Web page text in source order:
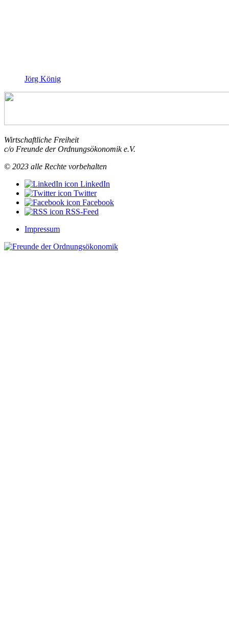
Jörg König
Wirtschaftliche Freiheit
c/o Freunde der Ordnungsökonomik e.V.
© 2023 alle Rechte vorbehalten
LinkedIn
Twitter
Facebook
RSS-Feed
Impressum